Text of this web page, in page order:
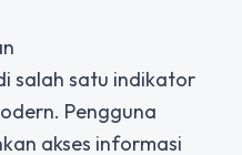
salah satu indikator
Pengguna
akses informasi